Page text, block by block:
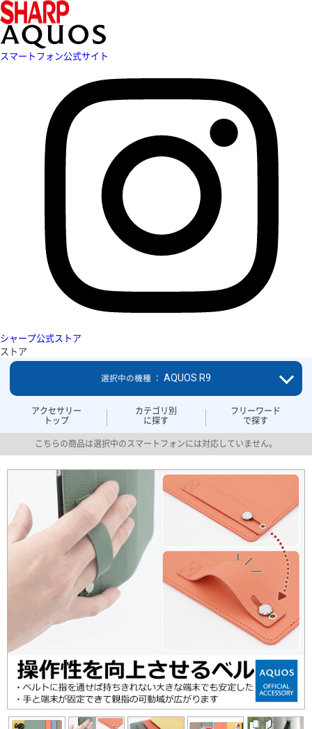
スマートフォン公式サイト
シャープ公式ストア
ストア
アクセサリー
トップ
カテゴリ別
に探す
フリーワード
で探す
選択中の機種 ： AQUOS R9
こちらの商品は選択中のスマートフォンには対応していません。